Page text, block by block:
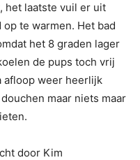
het laatste vuil er uit
te warmen. Het bad
het 8 graden lager
de pups toch vrij
afloop weer heerlijk
maar niets maar
door Kim